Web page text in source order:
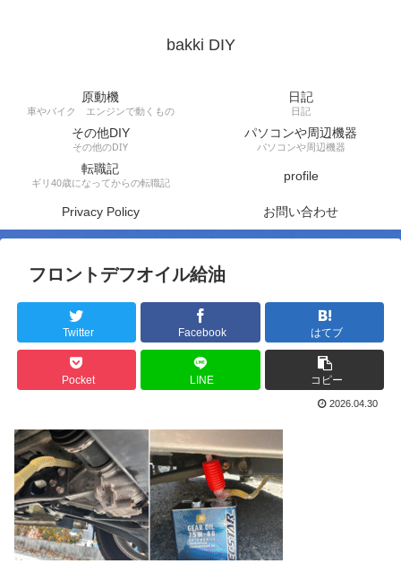
bakki DIY
原動機
車やバイク エンジンで動くもの
日記
日記
その他DIY
その他のDIY
パソコンや周辺機器
パソコンや周辺機器
転職記
ギリ40歳になってからの転職記 profile
Privacy Policy お問い合わせ
フロントデフオイル給油
Twitter Facebook はてブ
Pocket LINE コピー
2026.04.30